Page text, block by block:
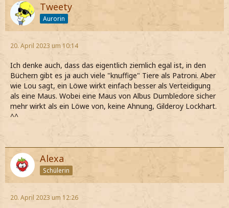
Tweety
Aurorin
20. April 2023 um 10:14
Ich denke auch, dass das eigentlich ziemlich egal ist, in den
Büchern gibt es ja auch viele "knuffige" Tiere als Patroni. Aber
wie Lou sagt, ein Löwe wirkt einfach besser als Verteidigung
als eine Maus. Wobei eine Maus von Albus Dumbledore sicher
mehr wirkt als ein Löwe von, keine Ahnung, Gilderoy Lockhart.
^^
Alexa
Schülerin
20. April 2023 um 12:26